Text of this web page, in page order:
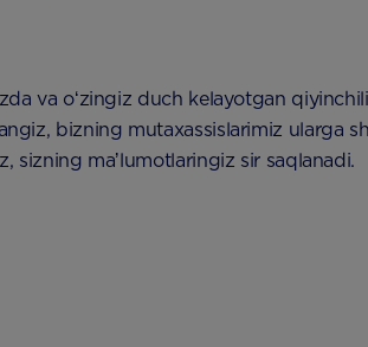
va oʻzingiz duch kelayotgan
bizning mutaxassislarimiz ularga
sizning maʼlumotlaringiz sir saqlanadi.